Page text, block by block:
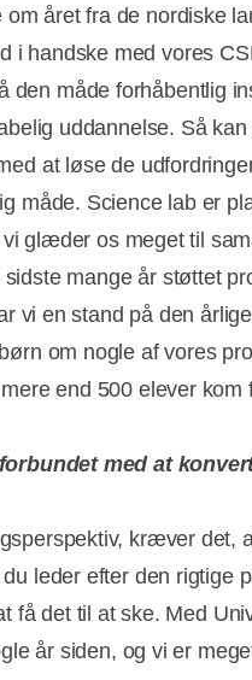
året fra de nordiske
i handske med vores
den måde forhåbentlig
uddannelse. Så
at løse de
måde. Science lab er
glæder os meget til
mange år støttet
vi en stand på den
om nogle af vores
end 500 elever kom
med at
kræver det,
leder efter den rigtige
få det til at ske. Med
år siden, og vi er